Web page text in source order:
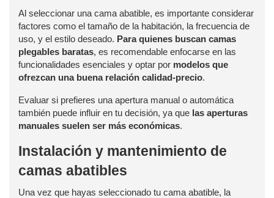
Al seleccionar una cama abatible, es importante considerar
factores como el tamaño de la habitación, la frecuencia de
uso, y el estilo deseado. Para quienes buscan camas
plegables baratas, es recomendable enfocarse en las
funcionalidades esenciales y optar por modelos que
ofrezcan una buena relación calidad-precio.
Evaluar si prefieres una apertura manual o automática
también puede influir en tu decisión, ya que las aperturas
manuales suelen ser más económicas.
Instalación y mantenimiento de
camas abatibles
Una vez que hayas seleccionado tu cama abatible, la